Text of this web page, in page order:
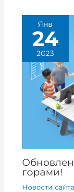
Янв
24
2023
горами!
Новости сайта